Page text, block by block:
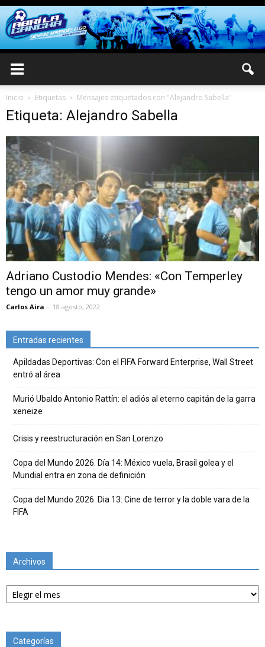
Inicio Etiquetas Mensajes etiquetados con "Alejandro Sabella"
Etiqueta: Alejandro Sabella
Adriano Custodio Mendes: «Con Temperley
tengo un amor muy grande»
Carlos Aira - 18 agosto, 2022
Entradas recientes
Apildadas Deportivas: Con el FIFA Forward Enterprise, Wall Street
entró al área
Murió Ubaldo Antonio Rattín: el adiós al eterno capitán de la garra
xeneize
Crisis y reestructuración en San Lorenzo
Copa del Mundo 2026. Día 14: México vuela, Brasil golea y el
Mundial entra en zona de definición
Copa del Mundo 2026. Dia 13: Cine de terror y la doble vara de la
FIFA
Archivos
Archivos
Categorías